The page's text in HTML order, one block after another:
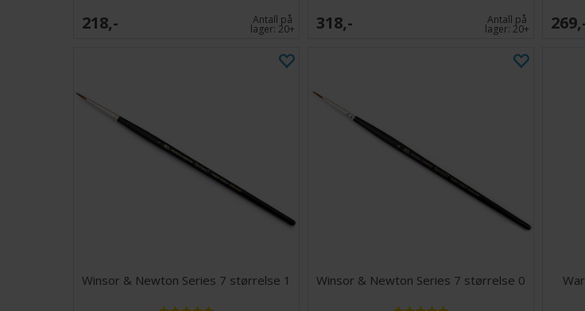
218,- Antall på
lager:20+ 318,- Antall på
lager:20+
Winsor & Newton Series 7 størrelse 1 Winsor & Newton Series 7 størrelse 0